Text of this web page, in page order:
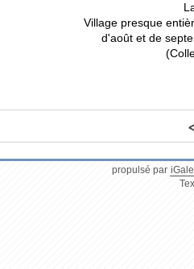
Village presque
d'août et de
propulsé par